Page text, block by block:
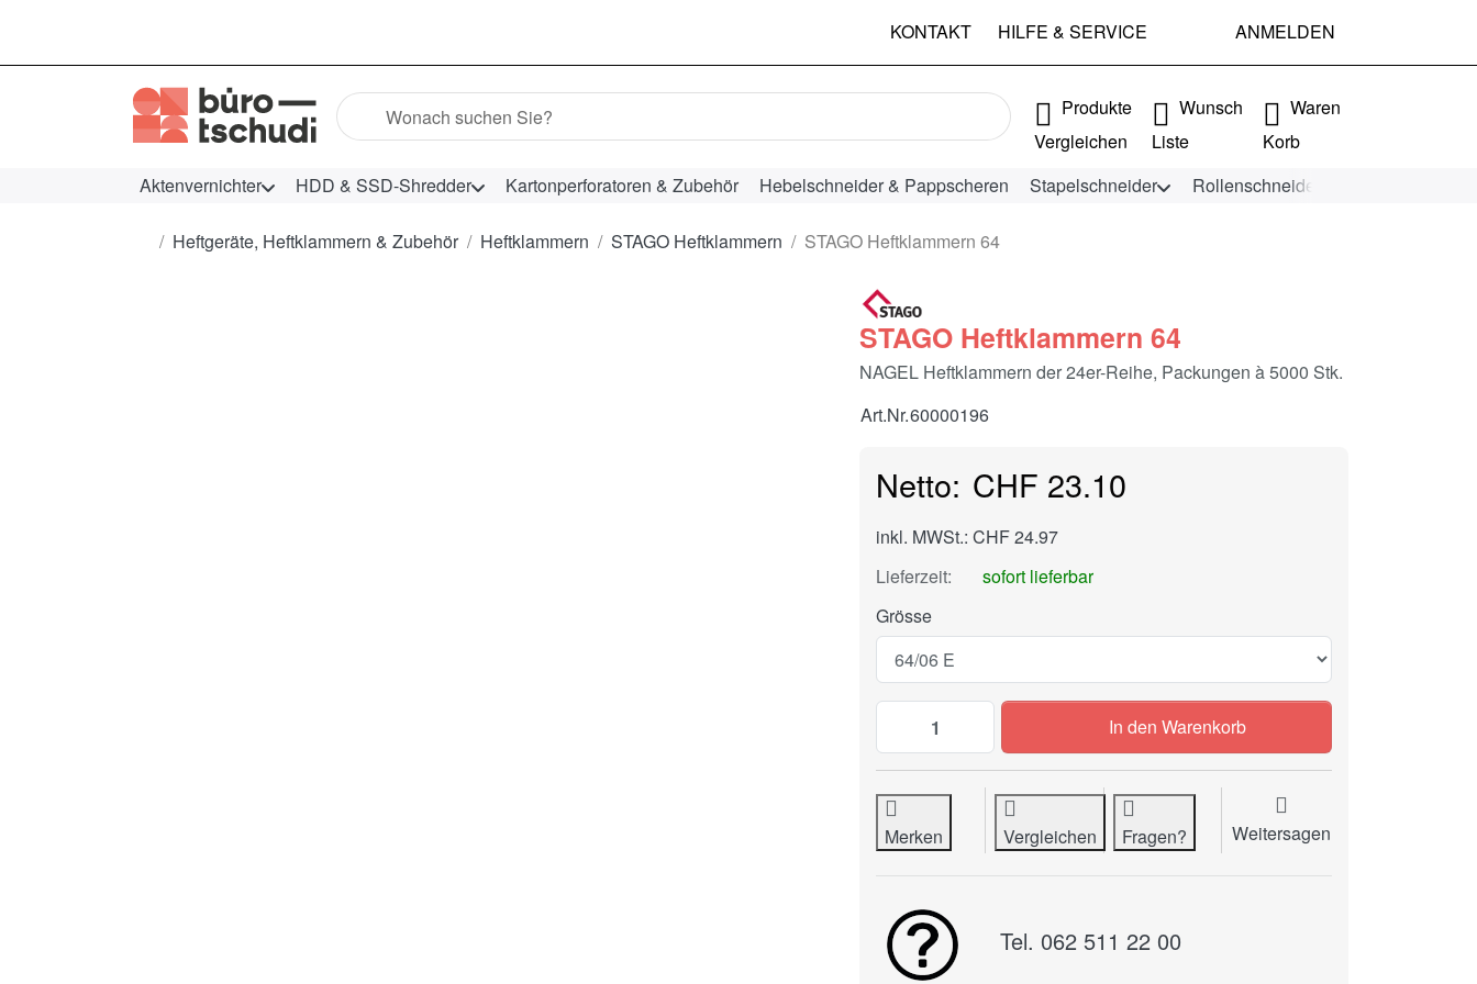
KONTAKT HILFE & SERVICE ANMELDEN
Geben Sie einen Suchbegriff ein. Während Sie tippen, erscheinen automatisch erste Ergebnisse. Drücken Sie die Eingabetaste, um alle
Produkte
Vergleichen
Wunsch
Liste
Waren
Korb
Aktenvernichter
HDD & SSD-Shredder Kartonperforatoren & Zubehör Hebelschneider & Pappscheren Stapelschneider Rollenschneider
Startseite
Heftgeräte, Heftklammern & Zubehör Heftklammern STAGO Heftklammern STAGO Heftklammern 64
STAGO Heftklammern 64
NAGEL Heftklammern der 24er-Reihe, Packungen à 5000 Stk.
Art.Nr.60000196
CHF 23.10
inkl. MWSt.: CHF 24.97
Lieferzeit:
sofort lieferbar
Grösse
STAGO Heftklammern 64 zu CHF 23.10, Menge 1. Grösse:
In den Warenkorb
Merken Vergleichen Fragen? Weitersagen
Tel. 062 511 22 00